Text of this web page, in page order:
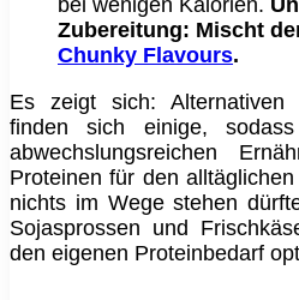
Zubereitung: Mischt
Chunky Flavours.
Es zeigt sich: Alternativen
finden sich einige,
abwechslungsreichen
Proteinen für den
nichts im Wege stehen
Sojasprossen und
den eigenen Proteinbedarf